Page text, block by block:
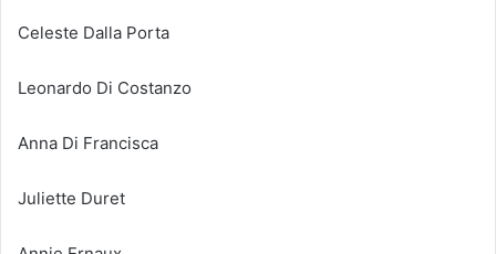
Celeste Dalla Porta
Leonardo Di Costanzo
Anna Di Francisca
Juliette Duret